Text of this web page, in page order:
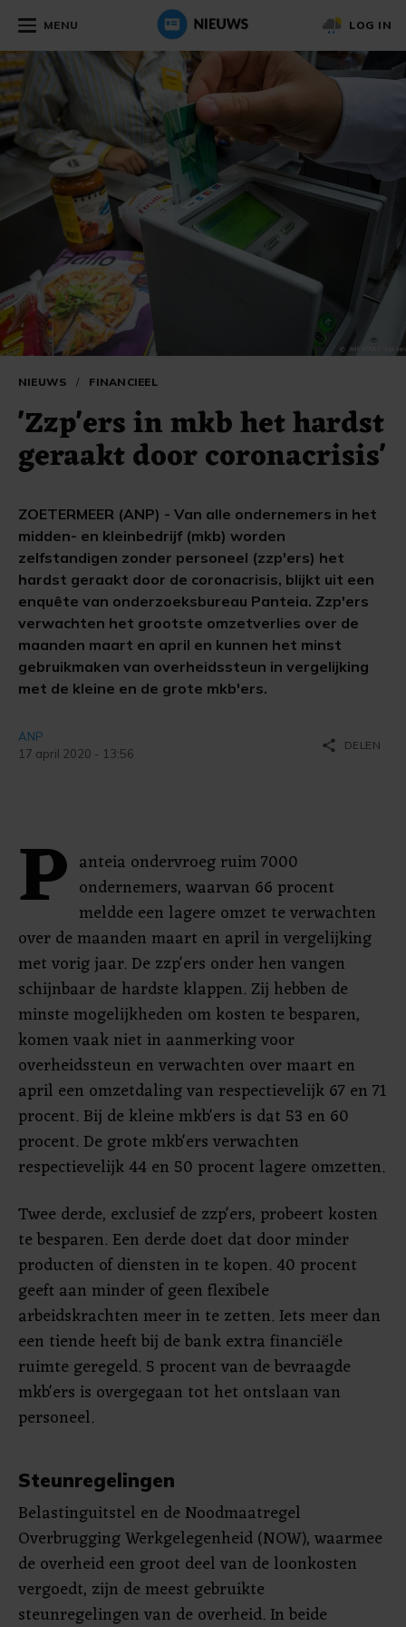
MENU LOG IN
NIEUWS / FINANCIEEL
'Zzp'ers in mkb het hardst
geraakt door coronacrisis'
ZOETERMEER (ANP) - Van alle ondernemers in het
midden- en kleinbedrijf (mkb) worden
zelfstandigen zonder personeel (zzp'ers) het
hardst geraakt door de coronacrisis, blijkt uit een
enquête van onderzoeksbureau Panteia. Zzp'ers
verwachten het grootste omzetverlies over de
maanden maart en april en kunnen het minst
gebruikmaken van overheidssteun in vergelijking
met de kleine en de grote mkb'ers.
ANP
17 april 2020 - 13:56
share DELEN
P anteia ondervroeg ruim 7000
ondernemers, waarvan 66 procent
meldde een lagere omzet te verwachten
over de maanden maart en april in vergelijking
met vorig jaar. De zzp'ers onder hen vangen
schijnbaar de hardste klappen. Zij hebben de
minste mogelijkheden om kosten te besparen,
komen vaak niet in aanmerking voor
overheidssteun en verwachten over maart en
april een omzetdaling van respectievelijk 67 en 71
procent. Bij de kleine mkb'ers is dat 53 en 60
procent. De grote mkb'ers verwachten
respectievelijk 44 en 50 procent lagere omzetten.
Twee derde, exclusief de zzp'ers, probeert kosten
te besparen. Een derde doet dat door minder
producten of diensten in te kopen. 40 procent
geeft aan minder of geen flexibele
arbeidskrachten meer in te zetten. Iets meer dan
een tiende heeft bij de bank extra financiële
ruimte geregeld. 5 procent van de bevraagde
mkb'ers is overgegaan tot het ontslaan van
personeel.
Steunregelingen
Belastinguitstel en de Noodmaatregel
Overbrugging Werkgelegenheid (NOW), waarmee
de overheid een groot deel van de loonkosten
vergoedt, zijn de meest gebruikte
steunregelingen van de overheid. In beide